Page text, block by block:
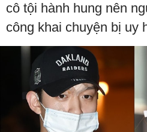
cô tội hành hung nên
công khai chuyện bị uy